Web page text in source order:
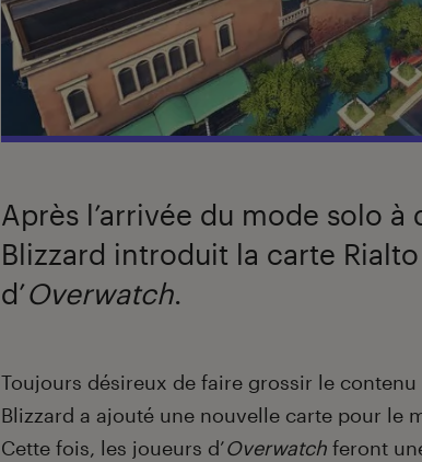
Après l’arrivée du mode solo
Blizzard introduit la carte
d’Overwatch.
Introduction
Toujours désireux de faire grossir le
Blizzard a ajouté une nouvelle carte pour le
Cette fois, les joueurs d’Overwatch feront